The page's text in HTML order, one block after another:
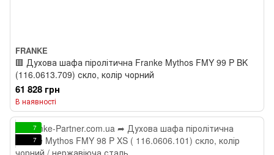
FRANKE
🟥 Духова шафа піролітична Franke Mythos FMY 99 P BK
(116.0613.709) скло, колір чорний
61 828 грн
В наявності
7
7